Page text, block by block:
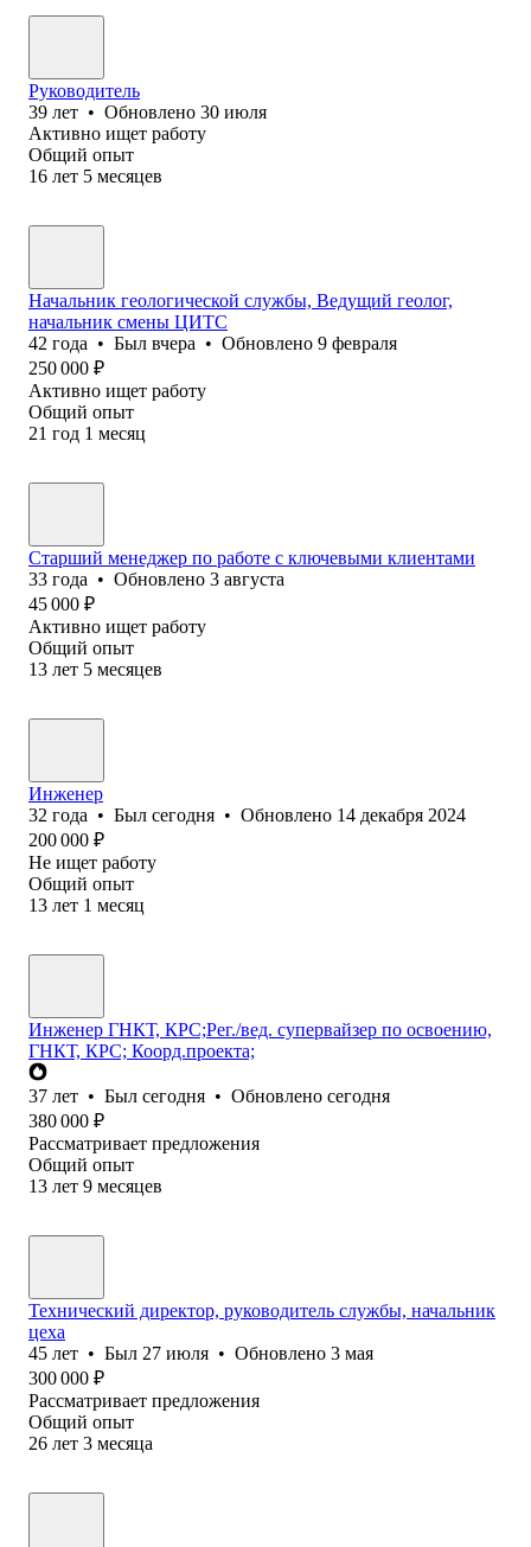
Руководитель
39 лет • Обновлено 30 июля
Активно ищет работу
Общий опыт
16 лет 5 месяцев
Начальник геологической службы, Ведущий геолог,
начальник смены ЦИТС
42 года • Был вчера • Обновлено 9 февраля
250 000 ₽
Активно ищет работу
Общий опыт
21 год 1 месяц
Старший менеджер по работе с ключевыми клиентами
33 года • Обновлено 3 августа
45 000 ₽
Активно ищет работу
Общий опыт
13 лет 5 месяцев
Инженер
32 года • Был сегодня • Обновлено 14 декабря 2024
200 000 ₽
Не ищет работу
Общий опыт
13 лет 1 месяц
Инженер ГНКТ, КРС;Рег./вед. супервайзер по освоению,
ГНКТ, КРС; Коорд.проекта;
37 лет • Был сегодня • Обновлено сегодня
380 000 ₽
Рассматривает предложения
Общий опыт
13 лет 9 месяцев
Технический директор, руководитель службы, начальник
цеха
45 лет • Был 27 июля • Обновлено 3 мая
300 000 ₽
Рассматривает предложения
Общий опыт
26 лет 3 месяца